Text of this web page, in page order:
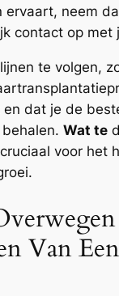
ervaart, neem
contact op met
te volgen,
en dat je de
Wat te
voor het
Van Een